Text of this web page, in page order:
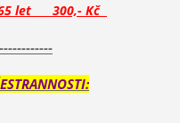
65 let 300,- Kč